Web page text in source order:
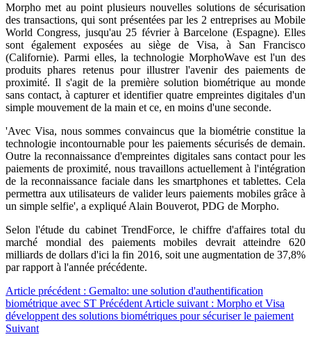
Morpho met au point plusieurs nouvelles solutions de sécurisation
des transactions, qui sont présentées par les 2 entreprises au Mobile
World Congress, jusqu'au 25 février à Barcelone (Espagne). Elles
sont également exposées au siège de Visa, à San Francisco
(Californie). Parmi elles, la technologie MorphoWave est l'un des
produits phares retenus pour illustrer l'avenir des paiements de
proximité. Il s'agit de la première solution biométrique au monde
sans contact, à capturer et identifier quatre empreintes digitales d'un
simple mouvement de la main et ce, en moins d'une seconde.
'Avec Visa, nous sommes convaincus que la biométrie constitue la
technologie incontournable pour les paiements sécurisés de demain.
Outre la reconnaissance d'empreintes digitales sans contact pour les
paiements de proximité, nous travaillons actuellement à l'intégration
de la reconnaissance faciale dans les smartphones et tablettes. Cela
permettra aux utilisateurs de valider leurs paiements mobiles grâce à
un simple selfie', a expliqué Alain Bouverot, PDG de Morpho.
Selon l'étude du cabinet TrendForce, le chiffre d'affaires total du
marché mondial des paiements mobiles devrait atteindre 620
milliards de dollars d'ici la fin 2016, soit une augmentation de 37,8%
par rapport à l'année précédente.
Article précédent : Gemalto: une solution d'authentification
biométrique avec ST Précédent Article suivant : Morpho et Visa
développent des solutions biométriques pour sécuriser le paiement
Suivant